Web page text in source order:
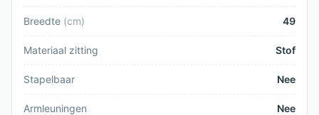
Breedte (cm) 49
Materiaal zitting Stof
Stapelbaar Nee
Armleuningen Nee